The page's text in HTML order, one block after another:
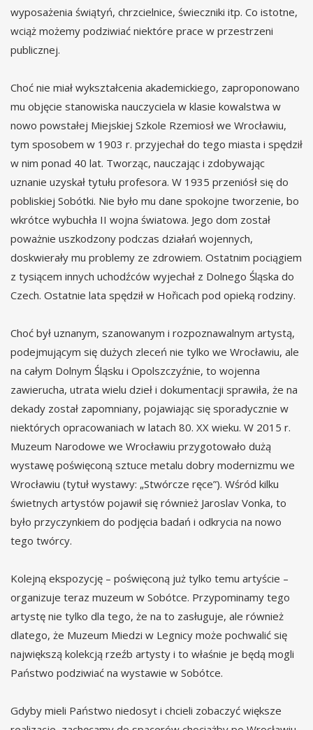
wyposażenia świątyń, chrzcielnice, świeczniki itp. Co istotne,
wciąż możemy podziwiać niektóre prace w przestrzeni
publicznej.
Choć nie miał wykształcenia akademickiego, zaproponowano
mu objęcie stanowiska nauczyciela w klasie kowalstwa w
nowo powstałej Miejskiej Szkole Rzemiosł we Wrocławiu,
tym sposobem w 1903 r. przyjechał do tego miasta i spędził
w nim ponad 40 lat. Tworząc, nauczając i zdobywając
uznanie uzyskał tytułu profesora. W 1935 przeniósł się do
pobliskiej Sobótki. Nie było mu dane spokojne tworzenie, bo
wkrótce wybuchła II wojna światowa. Jego dom został
poważnie uszkodzony podczas działań wojennych,
doskwierały mu problemy ze zdrowiem. Ostatnim pociągiem
z tysiącem innych uchodźców wyjechał z Dolnego Śląska do
Czech. Ostatnie lata spędził w Hořicach pod opieką rodziny.
Choć był uznanym, szanowanym i rozpoznawalnym artystą,
podejmującym się dużych zleceń nie tylko we Wrocławiu, ale
na całym Dolnym Śląsku i Opolszczyźnie, to wojenna
zawierucha, utrata wielu dzieł i dokumentacji sprawiła, że na
dekady został zapomniany, pojawiając się sporadycznie w
niektórych opracowaniach w latach 80. XX wieku. W 2015 r.
Muzeum Narodowe we Wrocławiu przygotowało dużą
wystawę poświęconą sztuce metalu dobry modernizmu we
Wrocławiu (tytuł wystawy: „Stwórcze ręce”). Wśród kilku
świetnych artystów pojawił się również Jaroslav Vonka, to
było przyczynkiem do podjęcia badań i odkrycia na nowo
tego twórcy.
Kolejną ekspozycję – poświęconą już tylko temu artyście –
organizuje teraz muzeum w Sobótce. Przypominamy tego
artystę nie tylko dla tego, że na to zasługuje, ale również
dlatego, że Muzeum Miedzi w Legnicy może pochwalić się
największą kolekcją rzeźb artysty i to właśnie je będą mogli
Państwo podziwiać na wystawie w Sobótce.
Gdyby mieli Państwo niedosyt i chcieli zobaczyć większe